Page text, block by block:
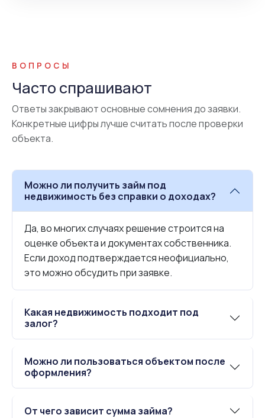
ВОПРОСЫ
Часто спрашивают
Ответы закрывают основные сомнения до заявки.
Конкретные цифры лучше считать после проверки
объекта.
Можно ли получить займ под
недвижимость без справки о доходах?
Да, во многих случаях решение строится на
оценке объекта и документах собственника.
Если доход подтверждается неофициально,
это можно обсудить при заявке.
Какая недвижимость подходит под
залог?
Можно ли пользоваться объектом после
оформления?
От чего зависит сумма займа?